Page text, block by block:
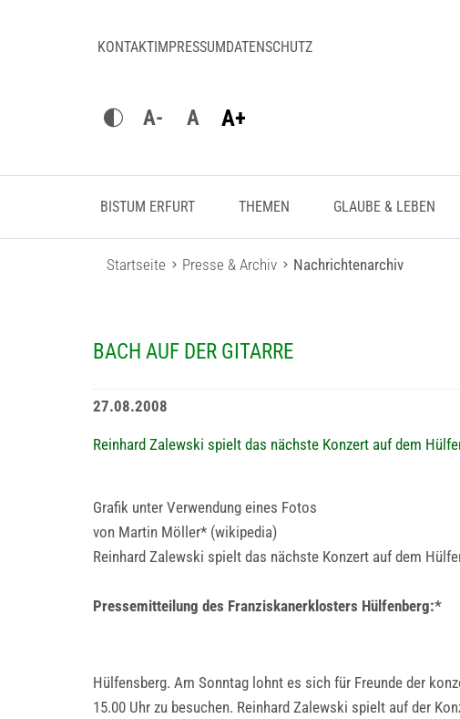
KONTAKTIMPRESSUMDATENSCHUTZ
A- A A+
BISTUM ERFURT THEMEN GLAUBE & LEBEN
Startseite Presse & Archiv Nachrichtenarchiv
BACH AUF DER GITARRE
27.08.2008
Reinhard Zalewski spielt das nächste Konzert auf dem
Grafik unter Verwendung eines Fotos
von Martin Möller* (wikipedia)
Reinhard Zalewski spielt das nächste Konzert auf dem
Pressemitteilung des Franziskanerklosters Hülfenberg:*
Hülfensberg. Am Sonntag lohnt es sich für Freunde der
15.00 Uhr zu besuchen. Reinhard Zalewski spielt auf der